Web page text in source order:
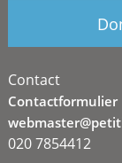
Contact
Contactformulier
020 7854412